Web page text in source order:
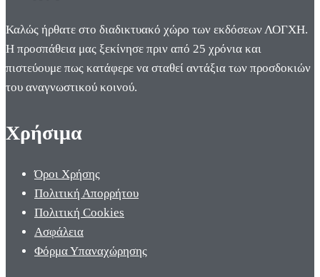
Καλώς ήρθατε στο διαδικτυακό χώρο των εκδόσεων ΛΟΓΧΗ.
Η προσπάθεια μας ξεκίνησε πριν από 25 χρόνια και
πιστεύουμε πως κατάφερε να σταθεί αντάξια των προσδοκιών
του αναγνωστικού κοινού.
Χρήσιμα
Όροι Χρήσης
Πολιτική Απορρήτου
Πολιτική Cookies
Ασφάλεια
Φόρμα Υπαναχώρησης